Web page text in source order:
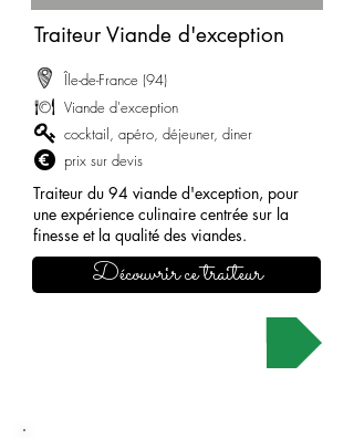
Traiteur Viande d'exception
Île-de-France (94)
Viande d'exception
cocktail, apéro, déjeuner, diner
prix sur devis
Traiteur du 94 viande d'exception, pour
une expérience culinaire centrée sur la
finesse et la qualité des viandes.
Découvrir ce traiteur